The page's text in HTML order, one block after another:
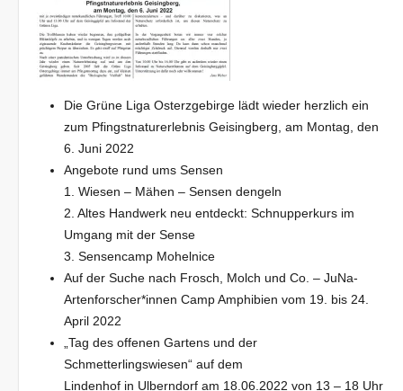
Die Grüne Liga Osterzgebirge lädt wieder herzlich ein
zum Pfingstnaturerlebnis Geisingberg, am Montag, den
6. Juni 2022
Angebote rund ums Sensen
1. Wiesen – Mähen – Sensen dengeln
2. Altes Handwerk neu entdeckt: Schnupperkurs im
Umgang mit der Sense
3. Sensencamp Mohelnice
Auf der Suche nach Frosch, Molch und Co. – JuNa-
Artenforscher*innen Camp Amphibien vom 19. bis 24.
April 2022
„Tag des offenen Gartens und der
Schmetterlingswiesen“ auf dem
Lindenhof in Ulberndorf am 18.06.2022 von 13 – 18 Uhr